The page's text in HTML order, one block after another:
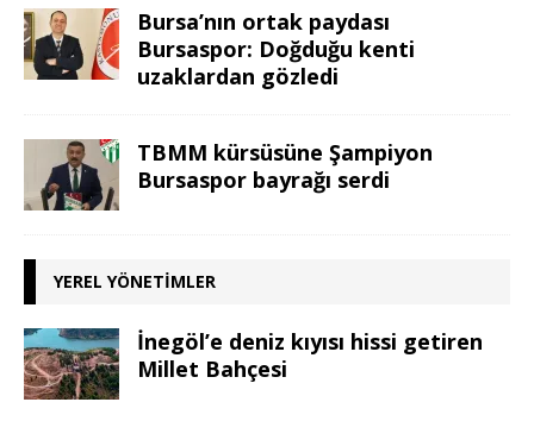
Bursa’nın ortak paydası
Bursaspor: Doğduğu kenti
uzaklardan gözledi
TBMM kürsüsüne Şampiyon
Bursaspor bayrağı serdi
YEREL YÖNETIMLER
İnegöl’e deniz kıyısı hissi getiren
Millet Bahçesi